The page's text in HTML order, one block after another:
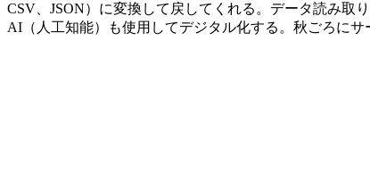
CSV、JSON）に変換して戻してくれる。データ読み取
AI（人工知能）も使用してデジタル化する。秋ごろにサ